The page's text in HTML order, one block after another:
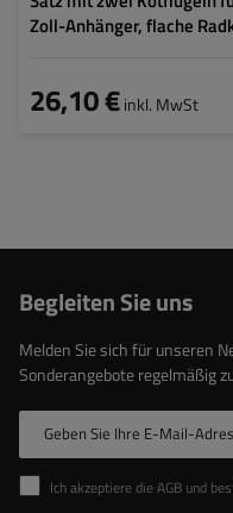
Zoll-Anhänger, flache
26,10 €inkl. MwSt
Begleiten Sie uns
Melden Sie sich für unseren
Sonderangebote regelmäßig
Geben Sie Ihre E-Mail-
Ich akzeptiere die AGB und bestätige, dass